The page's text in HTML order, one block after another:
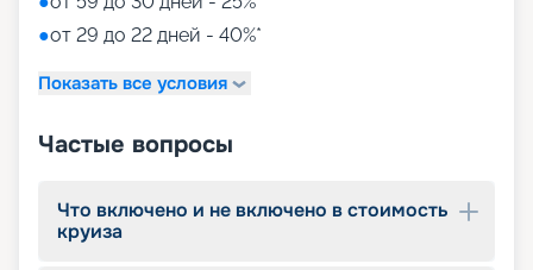
●от 29 до 22 дней - 40%*
Показать все условия
Частые вопросы
Что включено и не включено в стоимость
круиза